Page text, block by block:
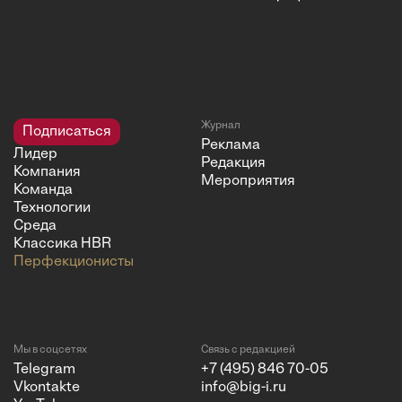
Подписаться
Лидер
Компания
Команда
Технологии
Среда
Классика HBR
Перфекционисты
Журнал
Реклама
Редакция
Мероприятия
Мы в соцсетях
Telegram
Vkontakte
Связь с редакцией
+7 (495) 846 70-05
info@big-i.ru